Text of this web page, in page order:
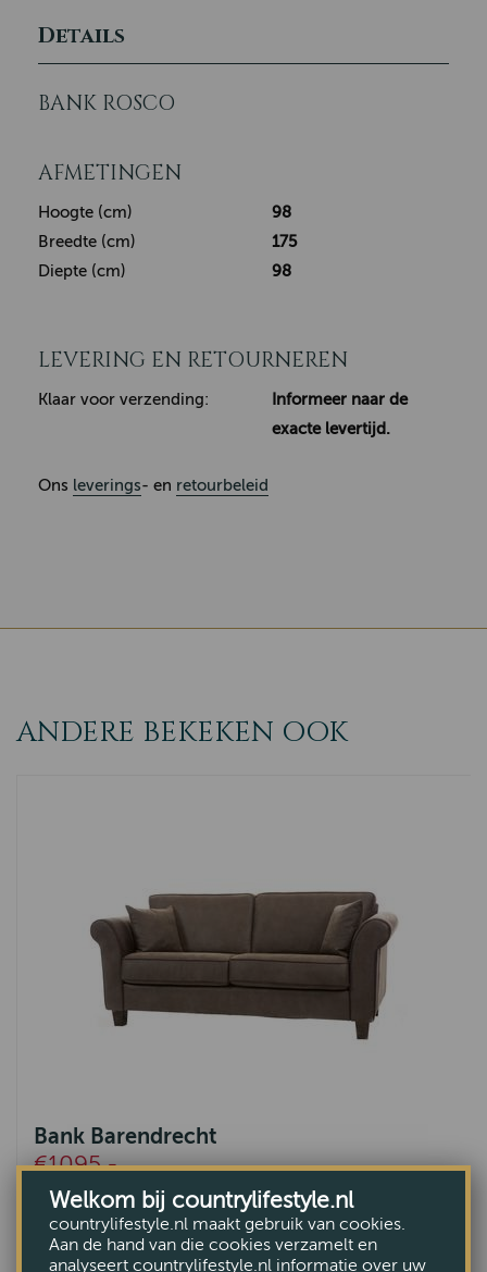
Details
BANK ROSCO
AFMETINGEN
Hoogte (cm)
98
Breedte (cm)
175
Diepte (cm)
98
LEVERING EN RETOURNEREN
Klaar voor verzending:
Informeer naar de
exacte levertijd.
Ons leverings- en retourbeleid
ANDERE BEKEKEN OOK
Bank Barendrecht
€1095,-
Welkom bij countrylifestyle.nl
countrylifestyle.nl maakt gebruik van cookies.
Aan de hand van die cookies verzamelt en
analyseert countrylifestyle.nl informatie over uw